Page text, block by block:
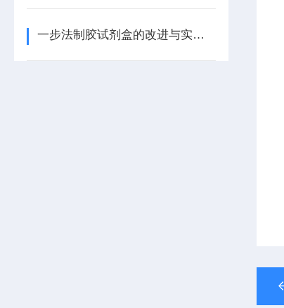
一步法制胶试剂盒的改进与实验效果评估